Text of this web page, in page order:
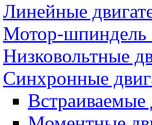
Линейные
Мотор-шпиндель
Низковольтные
Синхронные
Встраиваемые